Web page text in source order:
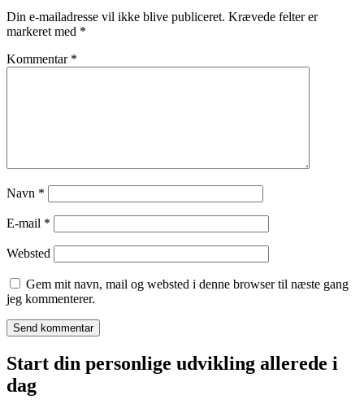
Din e-mailadresse vil ikke blive publiceret. Krævede felter er
markeret med *
Kommentar *
Navn *
E-mail *
Websted
Gem mit navn, mail og websted i denne browser til næste gang
jeg kommenterer.
Start din personlige udvikling allerede i
dag